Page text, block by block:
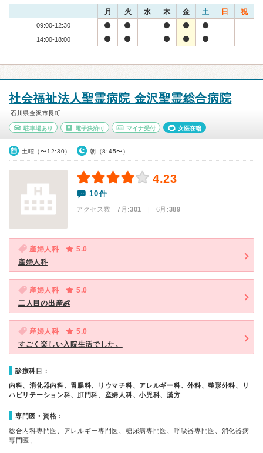
月 火 水 木 金 土 日 祝
09:00-12:30
14:00-18:00
社会福祉法人聖霊病院 金沢聖霊総合病院
石川県金沢市長町
駐車場あり 電子決済可 マイナ受付 女医在籍
土曜（〜12:30） 朝（8:45〜）
4.23
10件
アクセス数 7月:301 | 6月:389
産婦人科
5.0
産婦人科
産婦人科
5.0
二人目の出産👶
産婦人科
5.0
すごく楽しい入院生活でした。
診療科目：
内科、消化器内科、胃腸科、リウマチ科、アレルギー科、外科、整形外科、リ
ハビリテーション科、肛門科、産婦人科、小児科、漢方
専門医・資格：
総合内科専門医、アレルギー専門医、糖尿病専門医、呼吸器専門医、消化器病
専門医、…